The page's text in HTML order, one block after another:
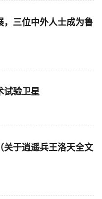
，三位中外人士成为鲁
试验卫星
关于逍遥兵王洛天全文